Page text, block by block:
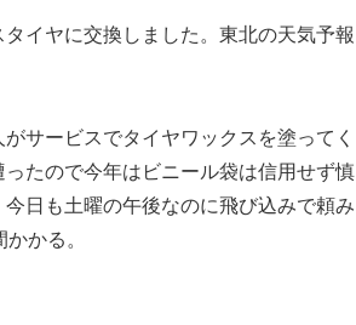
イヤに交換しました。東北の天気予報
サービスでタイヤワックスを塗ってく
たので今年はビニール袋は信用せず慎
日も土曜の午後なのに飛び込みで頼み
かる。